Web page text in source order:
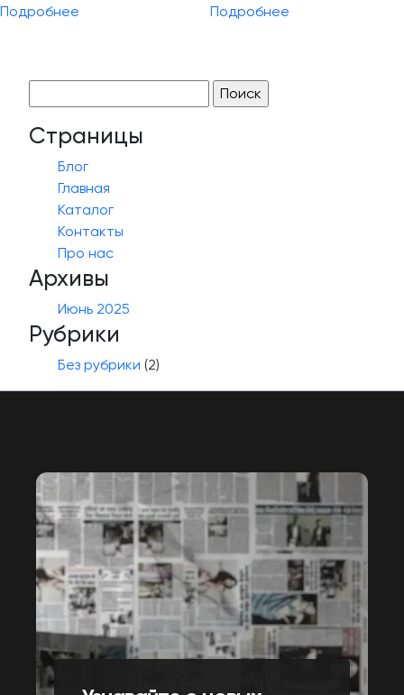
Подробнее Подробнее
Страницы
Блог
Главная
Каталог
Контакты
Про нас
Архивы
Июнь 2025
Рубрики
Без рубрики (2)